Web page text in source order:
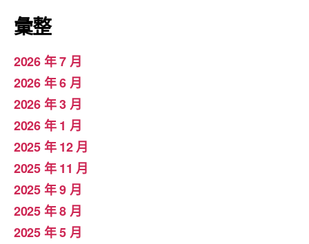
彙整
2026 年 7 月
2026 年 6 月
2026 年 3 月
2026 年 1 月
2025 年 12 月
2025 年 11 月
2025 年 9 月
2025 年 8 月
2025 年 5 月